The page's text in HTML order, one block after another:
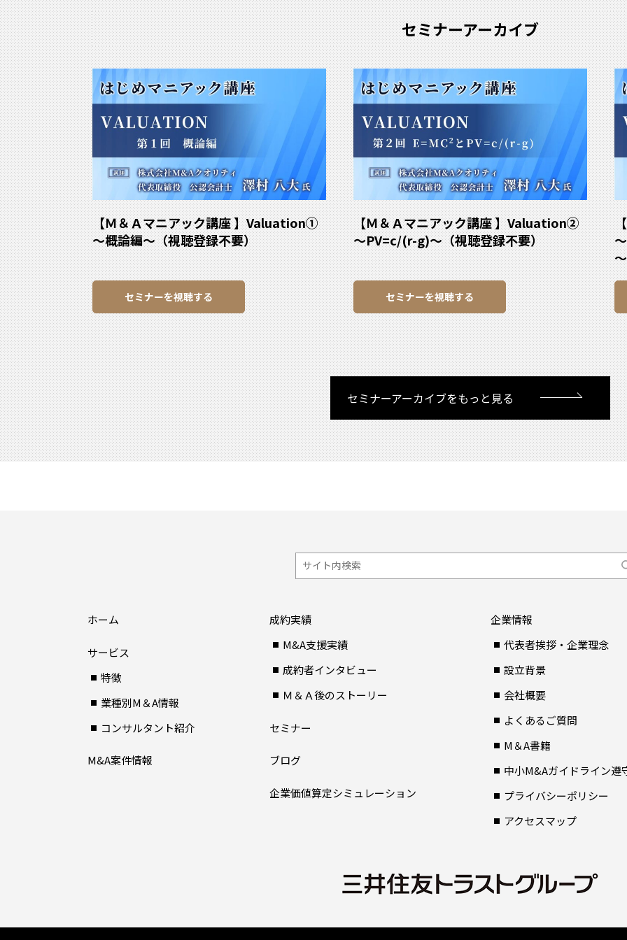
セミナーアーカイブ
【Ｍ＆Ａマニアック講座 】Valuation①
～概論編～（視聴登録不要）
セミナーを視聴する
【Ｍ＆Ａマニアック講座 】Valuation②
～PV=c/(r-g)～（視聴登録不要）
セミナーを視聴する
～
セミナーアーカイブをもっと見る
ホーム
サービス
特徴
業種別M＆A情報
コンサルタント紹介
M&A案件情報
成約実績
M&A支援実績
成約者インタビュー
Ｍ＆Ａ後のストーリー
セミナー
ブログ
企業価値算定シミュレーション
企業情報
代表者挨拶・企業理念
設立背景
会社概要
よくあるご質問
M＆A書籍
中小M&Aガイドライン遵
プライバシーポリシー
アクセスマップ